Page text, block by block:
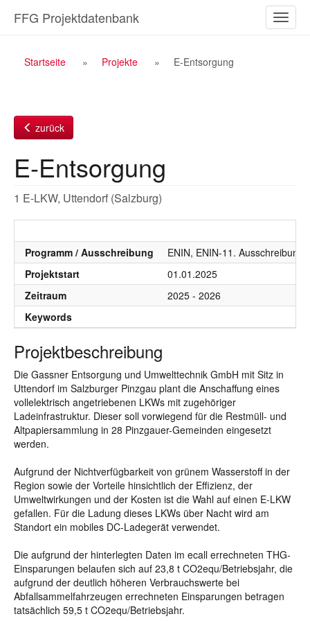
Inhalt
ein-/
FFG Projektdatenbank
Breadcrumb
Startseite Projekte E-Entsorgung
zurück
E-Entsorgung
1 E-LKW, Uttendorf (Salzburg)
Programm / Ausschreibung
ENIN, ENIN-11. Ausschreibung
Projektstart
01.01.2025
Zeitraum
2025 - 2026
Keywords
Projektbeschreibung
Die Gassner Entsorgung und Umwelttechnik GmbH mit Sitz in
Uttendorf im Salzburger Pinzgau plant die Anschaffung eines
vollelektrisch angetriebenen LKWs mit zugehöriger
Ladeinfrastruktur. Dieser soll vorwiegend für die Restmüll- und
Altpapiersammlung in 28 Pinzgauer-Gemeinden eingesetzt
werden.
Aufgrund der Nichtverfügbarkeit von grünem Wasserstoff in der
Region sowie der Vorteile hinsichtlich der Effizienz, der
Umweltwirkungen und der Kosten ist die Wahl auf einen E-LKW
gefallen. Für die Ladung dieses LKWs über Nacht wird am
Standort ein mobiles DC-Ladegerät verwendet.
Die aufgrund der hinterlegten Daten im ecall errechneten THG-
Einsparungen belaufen sich auf 23,8 t CO2equ/Betriebsjahr, die
aufgrund der deutlich höheren Verbrauchswerte bei
Abfallsammelfahrzeugen errechneten Einsparungen betragen
tatsächlich 59,5 t CO2equ/Betriebsjahr.